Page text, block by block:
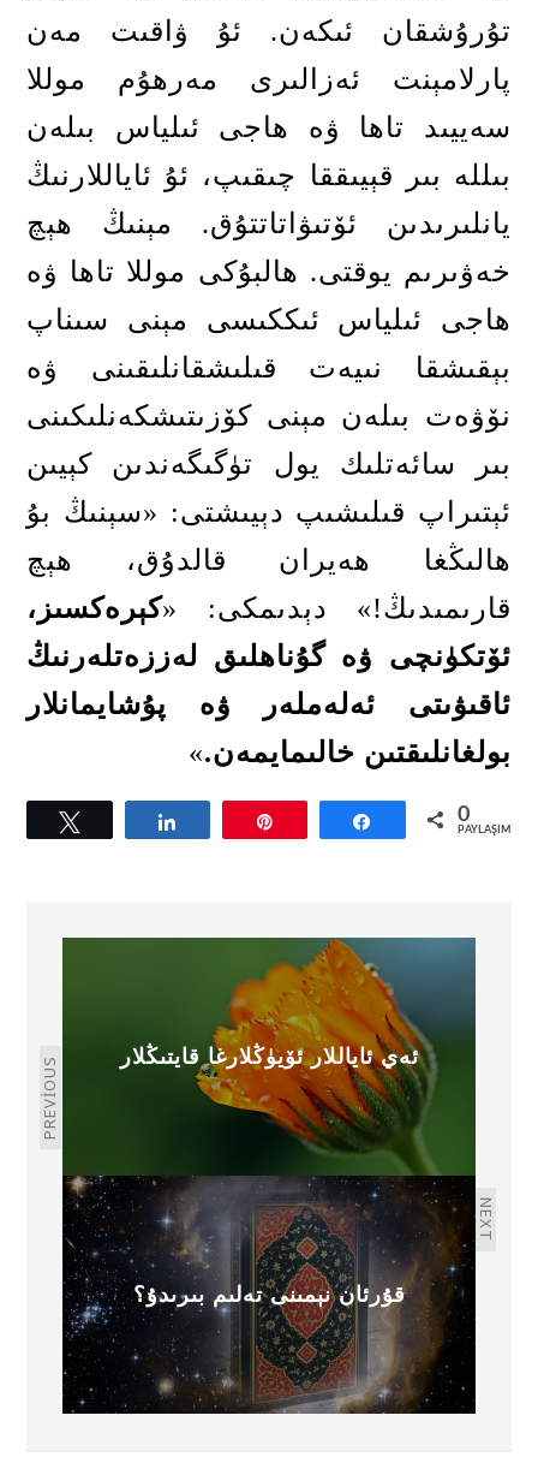
تۇرۇشقان ئىكەن. ئۇ ۋاقىت مەن
پارلامېنت ئەزالىرى مەرھۇم موللا
سەييىد تاھا ۋە ھاجى ئىلياس بىلەن
بىللە بىر قېيىققا چىقىپ، ئۇ ئاياللارنىڭ
يانلىرىدىن ئۆتىۋاتاتتۇق.
مېنىڭ ھېچ
خەۋىرىم يوقتى. ھالبۇكى موللا تاھا ۋە
ھاجى ئىلياس ئىككىسى مېنى سىناپ
بېقىشقا نىيەت قىلىشقانلىقىنى ۋە
نۆۋەت بىلەن مېنى كۆزىتىشكەنلىكىنى
بىر سائەتلىك يول تۈگىگەندىن كېيىن
ئېتىراپ قىلىشىپ دېيىشتى: «سېنىڭ بۇ
ھالىڭغا ھەيران قالدۇق، ھېچ
قارىمىدىڭ!» دېدىمكى: «كېرەكسىز،
ئۆتكۈنچى ۋە گۇناھلىق لەززەتلەرنىڭ
ئاقىۋىتى ئەلەملەر ۋە پۇشايمانلار
بولغانلىقتىن خالىمايمەن.
»
Tweetle Paylaş 0
PAYLAŞIMLAR
PREVIOUS ئەي ئاياللار ئۆيۈڭلارغا قايتىڭلار
NEXT
قۇرئان نېمىنى تەلىم بىرىدۇ؟